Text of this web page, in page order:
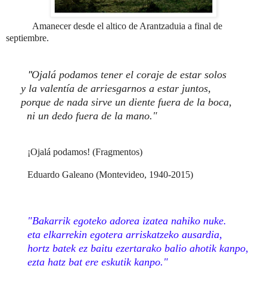
Amanecer desde el altico de Arantzaduia a final de
septiembre.
"Ojalá podamos tener el coraje de estar solos
y la valentía de arriesgarnos a estar juntos,
porque de nada sirve un diente fuera de la boca,
ni un dedo fuera de la mano."
¡Ojalá podamos! (Fragmentos)
Eduardo Galeano (Montevideo, 1940-2015)
"Bakarrik egoteko adorea izatea nahiko nuke.
eta elkarrekin egotera arriskatzeko ausardia,
hortz batek ez baitu ezertarako balio ahotik kanpo,
ezta hatz bat ere eskutik kanpo."